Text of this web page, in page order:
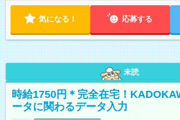
気になる！ 応募する
未読
時給1750円＊完全在宅！
ータに関わるデータ入力